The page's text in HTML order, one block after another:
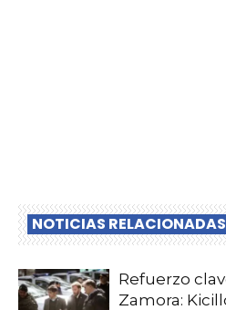
NOTICIAS RELACIONADAS
Refuerzo
Zamora: